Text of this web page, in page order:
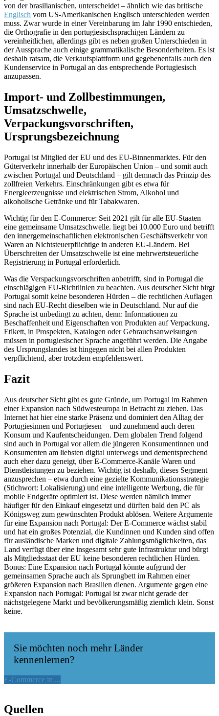
von der brasilianischen, unterscheidet – ähnlich wie das britische
Englisch vom US-Amerikanischen Englisch unterschieden werden
muss. Zwar wurde in einer Vereinbarung im Jahr 1990 entschieden,
die Orthografie in den portugiesischsprachigen Ländern zu
vereinheitlichen, allerdings gibt es neben großen Unterschieden in
der Aussprache auch einige grammatikalische Besonderheiten. Es ist
deshalb ratsam, die Verkaufsplattform und gegebenenfalls auch den
Kundenservice in Portugal an das entsprechende Portugiesisch
anzupassen.
Import- und Zollbestimmungen,
Umsatzschwelle,
Verpackungsvorschriften,
Ursprungsbezeichnung
Portugal ist Mitglied der EU und des EU-Binnenmarktes. Für den
Güterverkehr innerhalb der Europäischen Union – und somit auch
zwischen Portugal und Deutschland – gilt demnach das Prinzip des
zollfreien Verkehrs. Einschränkungen gibt es etwa für
Energieerzeugnisse und elektrischen Strom, Alkohol und
alkoholische Getränke und für Tabakwaren.
Wichtig für den E-Commerce: Seit 2021 gilt für alle EU-Staaten
eine gemeinsame Umsatzschwelle. liegt bei 10.000 Euro und betrifft
den innergemeinschaftlichen elektronischen Geschäftsverkehr von
Waren an Nichtsteuerpflichtige in anderen EU-Ländern. Bei
Überschreiten der Umsatzschwelle ist eine mehrwertsteuerliche
Registrierung in Portugal erforderlich.
Was die Verspackungsvorschriften anbetrifft, sind in Portugal die
einschlägigen EU-Richtlinien zu beachten. Aus deutscher Sicht birgt
Portugal somit keine besonderen Hürden – die rechtlichen Auflagen
sind nach EU-Recht dieselben wie in Deutschland. Nur auf die
Sprache ist unbedingt zu achten, denn: Informationen zu
Beschaffenheit und Eigenschaften von Produkten auf Verpackung,
Etikett, in Prospekten, Katalogen oder Gebrauchsanweisungen
müssen in portugiesischer Sprache angeführt werden. Die Angabe
des Ursprungslandes ist hingegen nicht bei allen Produkten
verpflichtend, aber trotzdem empfehlenswert.
Fazit
Aus deutscher Sicht gibt es gute Gründe, um Portugal im Rahmen
einer Expansion nach Südwesteuropa in Betracht zu ziehen. Das
Internet hat hier eine starke Präsenz und dominiert den Alltag der
Portugiesinnen und Portugiesen – und zunehmend auch deren
Konsum und Kaufentscheidungen. Dem globalen Trend folgend
sind auch in Portugal vor allem die jüngeren Konsumentinnen und
Konsumenten am liebsten digital unterwegs und dementsprechend
auch eher dazu geneigt, über E-Commerce-Kanäle Waren und
Dienstleistungen zu beziehen. Wichtig ist deshalb, dieses Segment
anzusprechen – etwa durch eine gezielte Kommunikationsstrategie
(Stichwort: Lokalisierung) und eine intelligente Werbung, die für
mobile Endgeräte optimiert ist. Diese werden nämlich immer
häufiger für den Einkauf eingesetzt und dürften bald den PC als
Königsweg zum gewünschten Produkt ablösen. Weitere Argumente
für eine Expansion nach Portugal: Der E-Commerce wächst stabil
und hat ein großes Potenzial, die Kundinnen und Kunden sind offen
für ausländische Marken und digitale Zahlungsmöglichkeiten, das
Land verfügt über eine insgesamt sehr gute Infrastruktur und bürgt
als Mitgliedsstaat der EU keine besonderen rechtlichen Hürden.
Bonus: Eine Expansion nach Portugal könnte aufgrund der
gemeinsamen Sprache auch als Sprungbett im Rahmen einer
größeren Expansion nach Brasilien dienen. Argumente gegen eine
Expansion nach Portugal: Portugal ist zwar nicht gerade der
nächstgelegene Markt und bevölkerungsmäßig ziemlich klein. Sonst
keine.
Sie möchten noch mehr Länder
kennenlernen?
E-Commerce in ...
Quellen